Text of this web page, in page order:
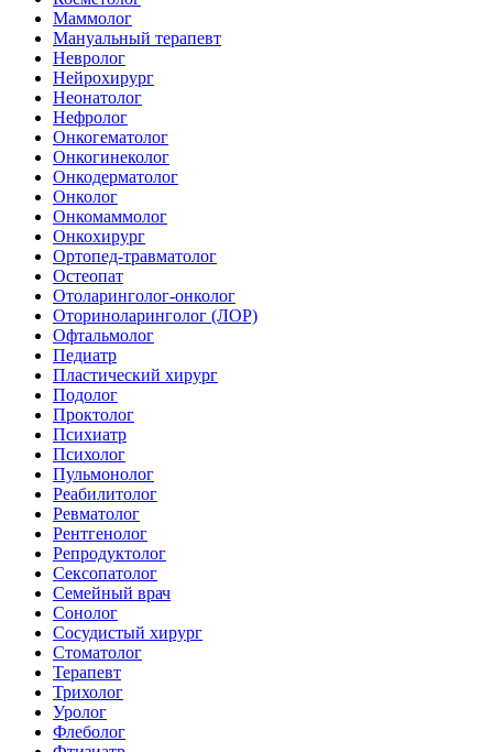
Маммолог
Мануальный терапевт
Невролог
Нейрохирург
Неонатолог
Нефролог
Онкогематолог
Онкогинеколог
Онкодерматолог
Онколог
Онкомаммолог
Онкохирург
Ортопед-травматолог
Остеопат
Отоларинголог-онколог
Оториноларинголог (ЛОР)
Офтальмолог
Педиатр
Пластический хирург
Подолог
Проктолог
Психиатр
Психолог
Пульмонолог
Реабилитолог
Ревматолог
Рентгенолог
Репродуктолог
Сексопатолог
Семейный врач
Сонолог
Сосудистый хирург
Стоматолог
Терапевт
Трихолог
Уролог
Флеболог